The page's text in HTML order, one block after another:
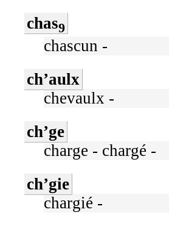
chas9
chascun -
ch’aulx
chevaulx -
ch’ge
charge - chargé -
ch’gie
chargié -